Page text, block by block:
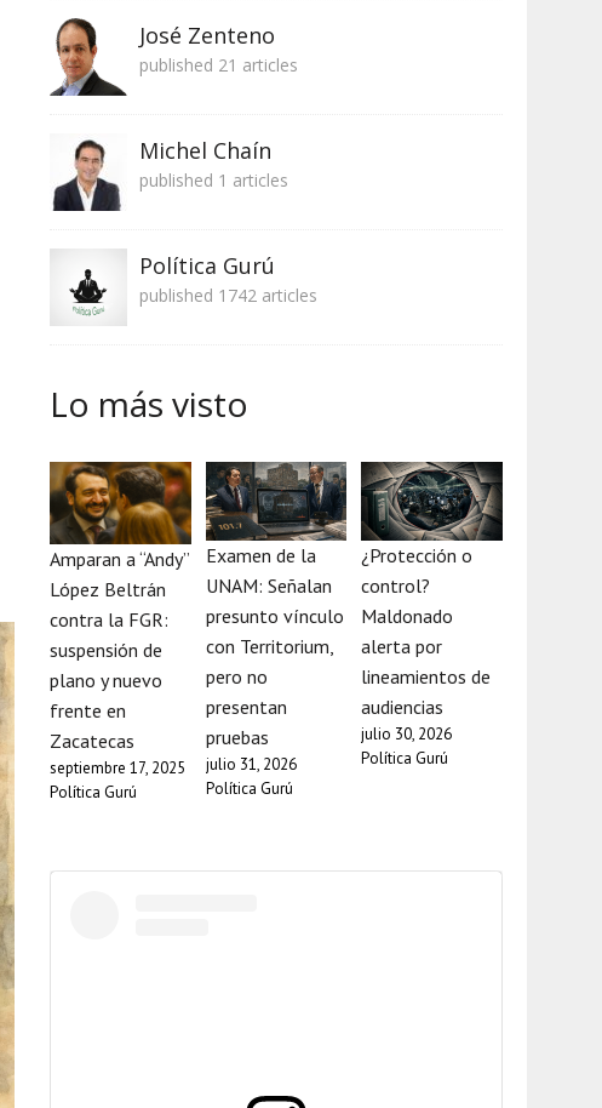
José Zenteno
published 21 articles
Michel Chaín
published 1 articles
Política Gurú
published 1742 articles
Lo más visto
Amparan a “Andy”
López Beltrán
contra la FGR:
suspensión de
plano y nuevo
frente en
Zacatecas
septiembre 17, 2025
Política Gurú
Examen de la
UNAM: Señalan
presunto vínculo
con Territorium,
pero no
presentan
pruebas
julio 31, 2026
Política Gurú
¿Protección o
control?
Maldonado
alerta por
lineamientos de
audiencias
julio 30, 2026
Política Gurú